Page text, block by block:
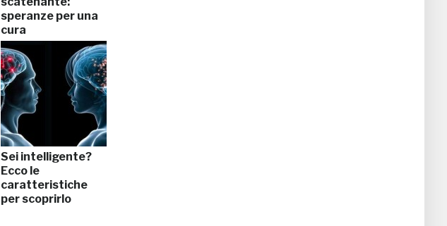
speranze per una
cura
Sei intelligente?
Ecco le
caratteristiche
per scoprirlo